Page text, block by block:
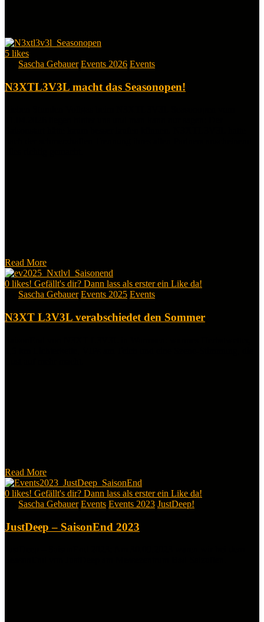
5 likes
Sascha Gebauer Events 2026 Events
N3XTL3V3L macht das Seasonopen!
Read More
0 likes! Gefällt's dir? Dann lass als erster ein Like da!
Sascha Gebauer Events 2025 Events
N3XT L3V3L verabschiedet den Sommer
Read More
0 likes! Gefällt's dir? Dann lass als erster ein Like da!
Sascha Gebauer Events Events 2023 JustDeep!
JustDeep – SaisonEnd 2023